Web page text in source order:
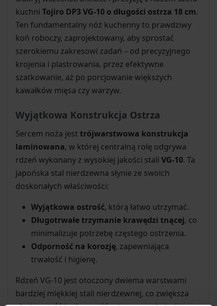
kuchni Tojiro DP3 VG-10 o długości ostrza 18 cm.
Ten fundamentalny nóż kuchenny to prawdziwy
koń roboczy, zaprojektowany, aby sprostać
szerokiemu zakresowi zadań – od precyzyjnego
krojenia i plastrowania, przez efektywne
szatkowanie, aż po porcjowanie większych
kawałków mięsa czy warzyw.
Wyjątkowa Konstrukcja Ostrza
Sercem noża jest trójwarstwowa konstrukcja
laminowana, w której centralną rolę odgrywa
rdzeń wykonany z wysokiej jakości stali VG-10. Ta
japońska stal nierdzewna słynie ze swoich
doskonałych właściwości:
Wyjątkowa ostrość, którą łatwo utrzymać.
Długotrwałe trzymanie krawędzi tnącej, co
minimalizuje potrzebę częstego ostrzenia.
Odporność na korozję, zapewniająca
trwałość i higienę.
Rdzeń VG-10 jest otoczony dwiema warstwami
bardziej miękkiej stali nierdzewnej, co zwiększa